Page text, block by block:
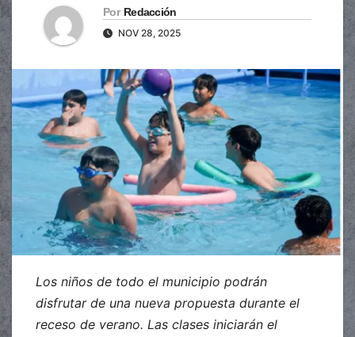
Por Redacción
NOV 28, 2025
Los niños de todo el municipio podrán
disfrutar de una nueva propuesta durante el
receso de verano. Las clases iniciarán el